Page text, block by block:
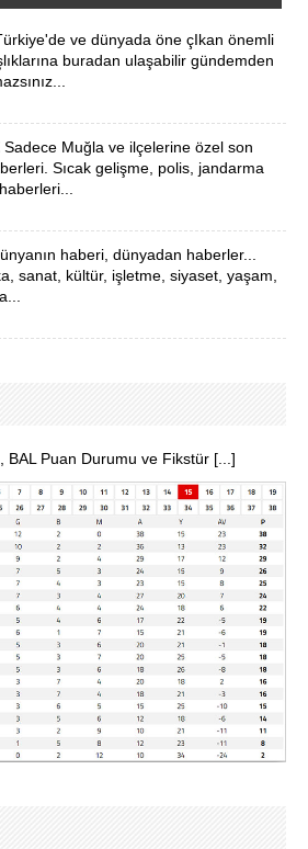
ve dünyada öne çIkan önemli
buradan ulaşabilir gündemden
Sadece Muğla ve ilçelerine özel son
Sıcak gelişme, polis, jandarma
haberi, dünyadan haberler...
sanat, kültür, işletme, siyaset, yaşam,
BAL Puan Durumu ve Fikstür [...]